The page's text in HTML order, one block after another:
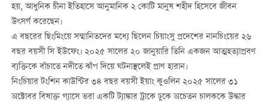
হয়, আধুনিক চীনা ইতিহাসে আনুমানিক ২ কোটি মানুষ শহীদ হিসেবে জীবন
উৎসর্গ করেছেন।
এ বছরের ছিংমিংয়ে সম্মানিতদের মধ্যে ছিলেন চিয়াংসু প্রদেশের নানচিংয়ের ২৬
বছর বয়সী সি ইউফেং। ২০২৫ সালের ২০ জানুয়ারি তিনি একজন আত্মহত্যাপ্রবণ
ব্যক্তিকে বাঁচাতে নদীতে ঝাঁপ দিয়ে ঘটনাস্থলেই প্রাণ হারান।
নিংচিয়ার টংশিন কাউন্টির ৩৪ বছর বয়সী ইয়াং কুওলিন ২০২৫ সালের ৩১
অক্টোবর বিষাক্ত গ্যাসে ভরা একটি ট্যাঙ্কার ট্রাকে ঢুকে অচেতন চালককে উদ্ধার